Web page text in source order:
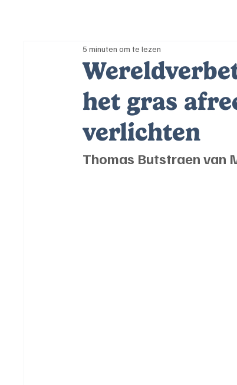
het gras
verlichten
5 minuten om te lezen
Thomas Butstraen van